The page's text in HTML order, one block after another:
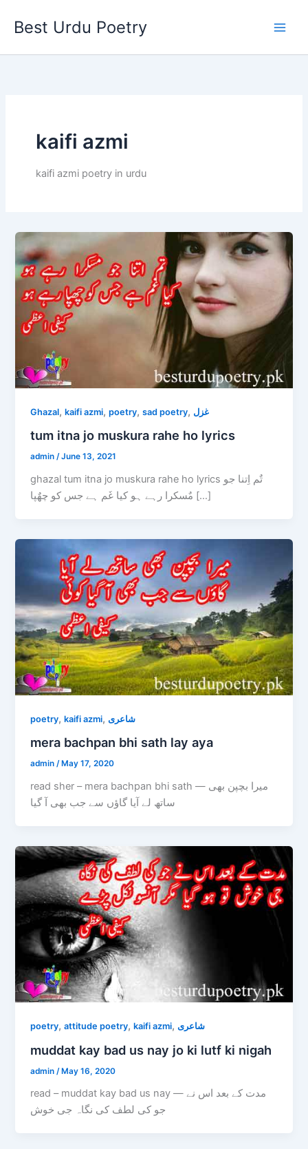
Best Urdu Poetry
kaifi azmi
kaifi azmi poetry in urdu
Ghazal,kaifi azmi,poetry,sad poetry, غزل
tum itna jo muskura rahe ho lyrics
admin/June 13, 2021
ghazal tum itna jo muskura rahe ho lyrics تٌم اِتنا جو
مٌسکرا رہے ہو کیا غَم ہے جس کو چھٌپا […]
poetry,kaifi azmi,شاعری
mera bachpan bhi sath lay aya
admin/ May 17, 2020
read sher – mera bachpan bhi sath — میرا بچپن بھی
ساتھ لے آیا گاؤں سے جب بھی آ گیا
poetry,attitude poetry,kaifi azmi,شاعری
muddat kay bad us nay jo ki lutf ki nigah
admin /May 16, 2020
read – muddat kay bad us nay — مدت کے بعد اس نے
جو کی لطف کی نگاہ جی خوش